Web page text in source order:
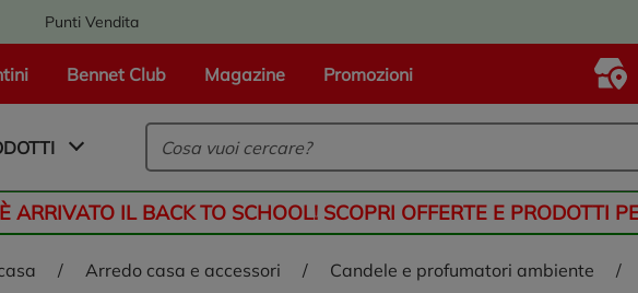
Punti Vendita
Bennet Club Magazine Promozioni
homepage
È ARRIVATO IL BACK TO SCHOOL! SCOPRI OFFERTE E PRODOTTI
/ arredo casa e accessori / candele e profumatori ambiente /